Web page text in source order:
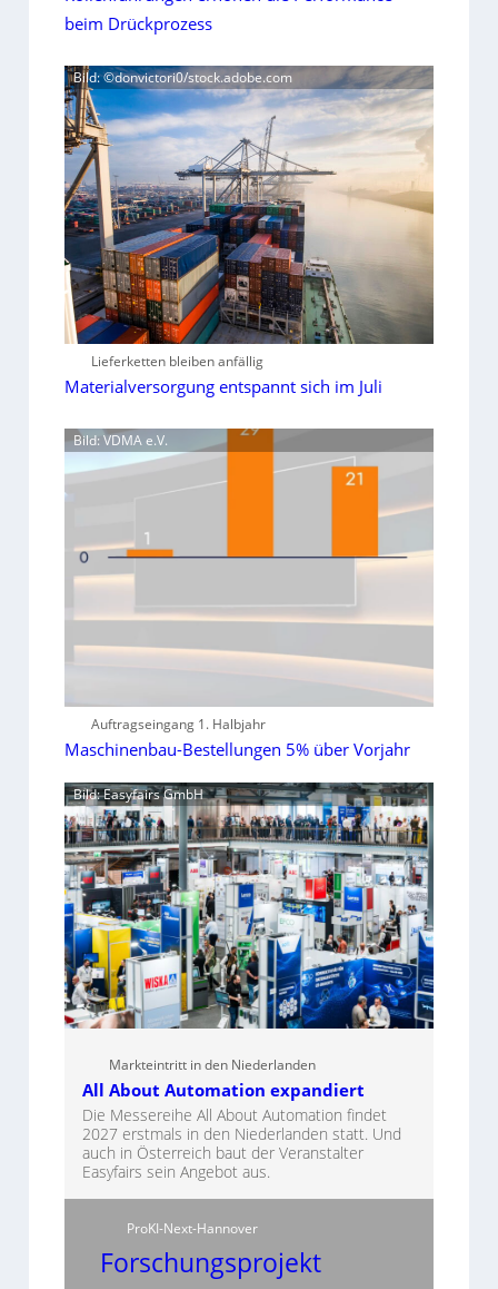
beim Drückprozess
Bild: ©donvictori0/stock.adobe.com
Lieferketten bleiben anfällig
Materialversorgung entspannt sich im Juli
Bild: VDMA e.V.
Auftragseingang 1. Halbjahr
Maschinenbau-Bestellungen 5% über Vorjahr
Bild: Easyfairs GmbH
Markteintritt in den Niederlanden
All About Automation expandiert
Die Messereihe All About Automation findet
2027 erstmals in den Niederlanden statt. Und
auch in Österreich baut der Veranstalter
Easyfairs sein Angebot aus.
ProKI-Next-Hannover
Forschungsprojekt